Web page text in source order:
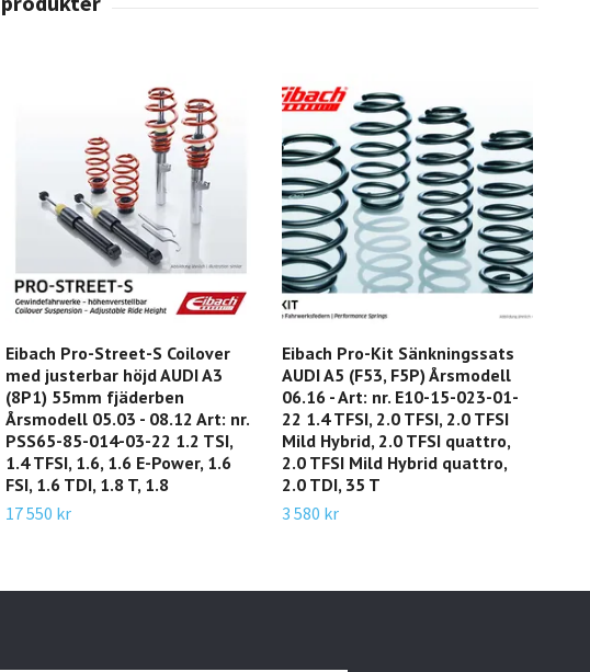
Eibach Pro-Street-S Coilover
med justerbar höjd AUDI A3
(8P1) 55mm fjäderben
Årsmodell 05.03 - 08.12 Art: nr.
PSS65-85-014-03-22 1.2 TSI,
1.4 TFSI, 1.6, 1.6 E-Power, 1.6
FSI, 1.6 TDI, 1.8 T, 1.8
17 550 kr
Eibach Pro-Kit Sänkningssats
AUDI A5 (F53, F5P) Årsmodell
06.16 - Art: nr. E10-15-023-01-
22 1.4 TFSI, 2.0 TFSI, 2.0 TFSI
Mild Hybrid, 2.0 TFSI quattro,
2.0 TFSI Mild Hybrid quattro,
2.0 TDI, 35 T
3 580 kr